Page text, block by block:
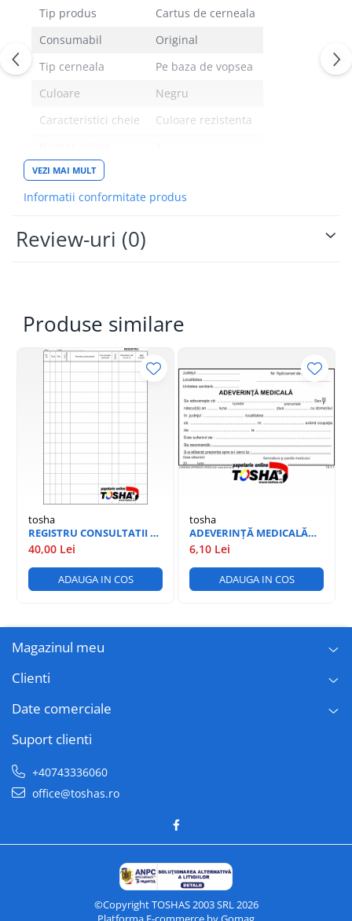
Tip produs
Cartus de cerneala
Consumabil
Original
Tip cerneala
Pe baza de vopsea
Culoare
Negru
Caracteristici cheie
Culoare rezistenta
Continut pachet
Imprimanta compatibila
COMPATIBILITATE
Brand compatibil
VEZI MAI MULT
Informatii conformitate produs
Review-uri (0)
Produse similare
tosha
REGISTRU CONSULTATII A4
100 PAG
40,00 Lei
ADAUGA IN COS
tosha
ADEVERINȚĂ MEDICALĂ
18-1-1
6,10 Lei
ADAUGA IN COS
Magazinul meu
Clienti
Date comerciale
Suport clienti
+40743336060
office@toshas.ro
©Copyright TOSHAS 2003 SRL 2026